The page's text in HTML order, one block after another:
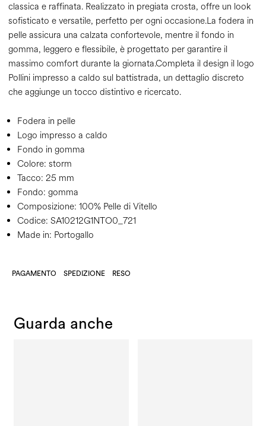
classica e raffinata. Realizzato in pregiata crosta, offre un look
sofisticato e versatile, perfetto per ogni occasione.La fodera in
pelle assicura una calzata confortevole, mentre il fondo in
gomma, leggero e flessibile, è progettato per garantire il
massimo comfort durante la giornata.Completa il design il logo
Pollini impresso a caldo sul battistrada, un dettaglio discreto
che aggiunge un tocco distintivo e ricercato.
Fodera in pelle
Logo impresso a caldo
Fondo in gomma
Colore: storm
Tacco: 25 mm
Fondo: gomma
Composizione: 100% Pelle di Vitello
Codice: SA10212G1NTO0_721
Made in: Portogallo
PAGAMENTO SPEDIZIONE RESO
Guarda anche